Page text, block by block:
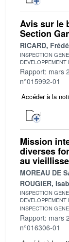
Avis sur le
Section
RICARD,
INSPECTION
Rapport: mars
n°015992-01
Accéder à la
Mission
diverses
au
MOREAU DE
ROUGIER,
INSPECTION
INSPECTION
Rapport: mars
n°016306-01